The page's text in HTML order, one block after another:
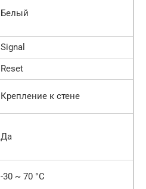
Белый
Signal
Reset
Крепление к стене
Да
-30 ~ 70 °C